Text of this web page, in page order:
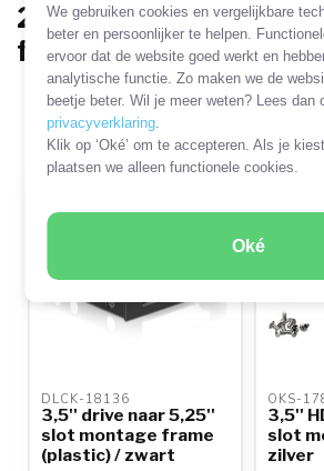
We gebruiken cookies en vergelijkbare
beter en persoonlijker te helpen.
ervoor dat de website goed werkt en
analytische functie. Zo maken we de
beetje beter. Wil je meer weten? Lees dan
privacyverklaring.
Klik op ‘Oké’ om te accepteren. Als je
plaatsen we alleen functionele cookies.
Oké
2,5''/3,5'' drive naar
frame
4 PRODUCTEN
Filters
DLCK-18136
3,5'' drive naar 5,25''
slot montage frame
(plastic) / zwart
OKS-
3,5''
slot
zilver